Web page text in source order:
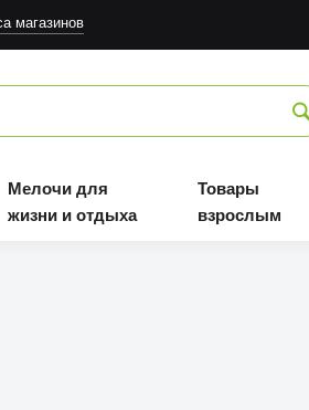
магазинов
Мелочи для
жизни и отдыха
Товары
взрослым